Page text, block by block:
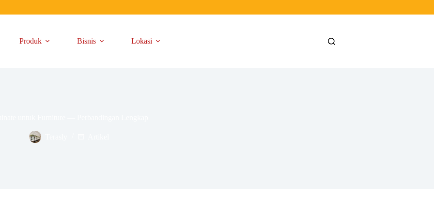
Produk Bisnis Lokasi